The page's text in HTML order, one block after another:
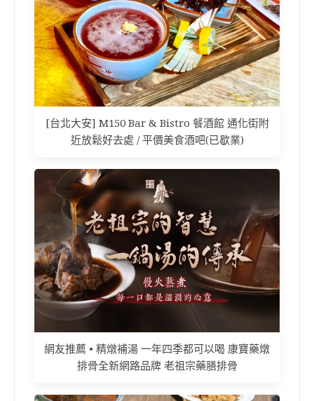
[台北大安] M150 Bar & Bistro 餐酒館 通化街附
近放鬆好去處 / 平價美食酒吧(已歇業)
網友推薦 • 精燉補湯 一年四季都可以喝 康寶藥燉
排骨全新網路品牌 老祖宗藥膳排骨